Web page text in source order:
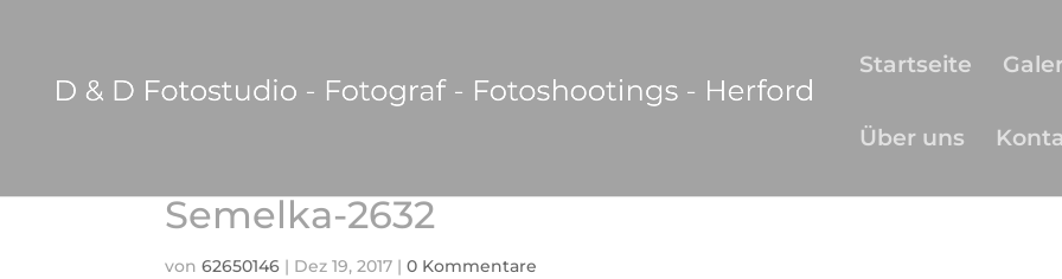
Startseite
Über uns
Semelka-2632
von 62650146 | Dez 19, 2017 | 0 Kommentare